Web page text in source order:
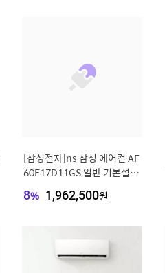
[삼성전자]ns 삼성 에어컨 AF
60F17D11GS 일반 기본설치
8% 1,962,500원